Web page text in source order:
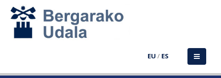
EU / ES